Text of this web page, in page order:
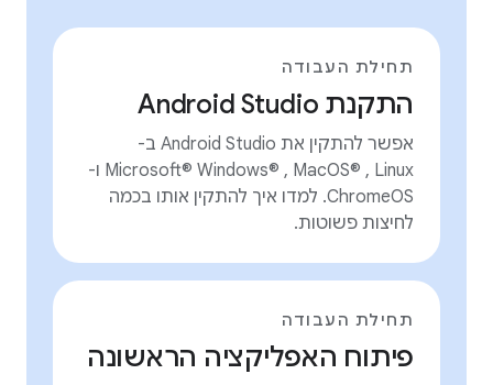
תחילת העבודה
התקנת Android Studio
אפשר להתקין את Android Studio ב-
Microsoft® Windows® , MacOS® , Linux ו-
ChromeOS. למדו איך להתקין אותו בכמה
לחיצות פשוטות.
תחילת העבודה
פיתוח האפליקציה הראשונה